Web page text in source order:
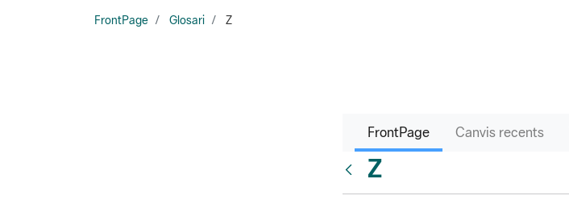
FrontPage Glosari Z
FrontPage Canvis recents
Z